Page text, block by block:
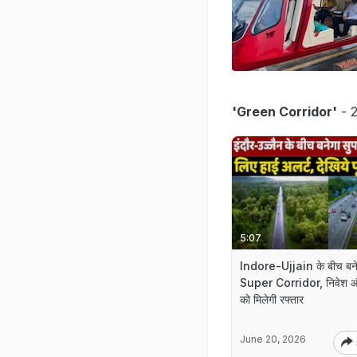
'Green Corridor' -
5:07
Indore-Ujjain के बीच
Super Corridor, निवेश
को मिलेगी रफ्तार
June 20, 2026